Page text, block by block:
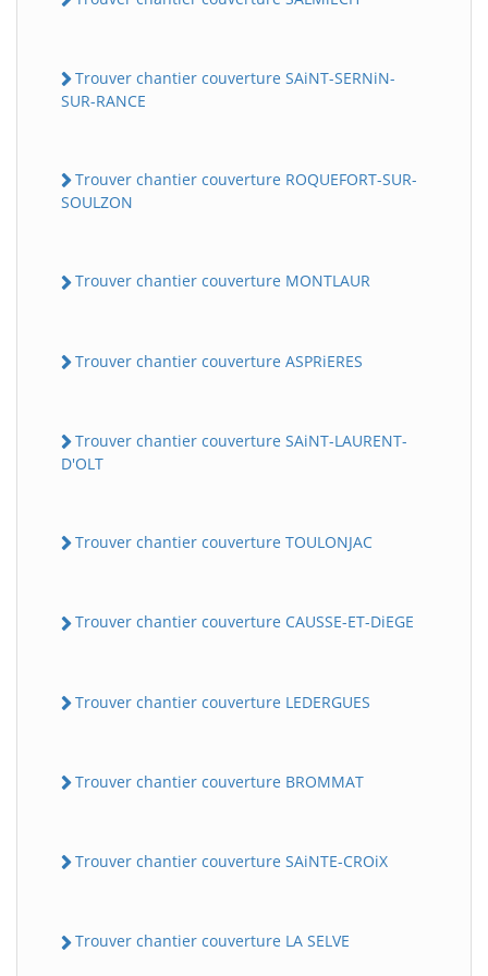
Trouver chantier couverture SAiNT-SERNiN-
SUR-RANCE
Trouver chantier couverture ROQUEFORT-SUR-
SOULZON
Trouver chantier couverture MONTLAUR
Trouver chantier couverture ASPRiERES
Trouver chantier couverture SAiNT-LAURENT-
D'OLT
Trouver chantier couverture TOULONJAC
Trouver chantier couverture CAUSSE-ET-DiEGE
Trouver chantier couverture LEDERGUES
Trouver chantier couverture BROMMAT
Trouver chantier couverture SAiNTE-CROiX
Trouver chantier couverture LA SELVE